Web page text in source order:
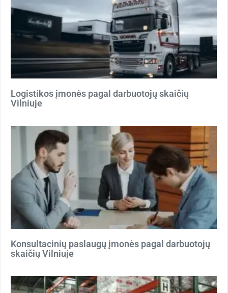
Logistikos įmonės pagal darbuotojų skaičių
Vilniuje
Konsultacinių paslaugų įmonės pagal darbuotojų
skaičių Vilniuje